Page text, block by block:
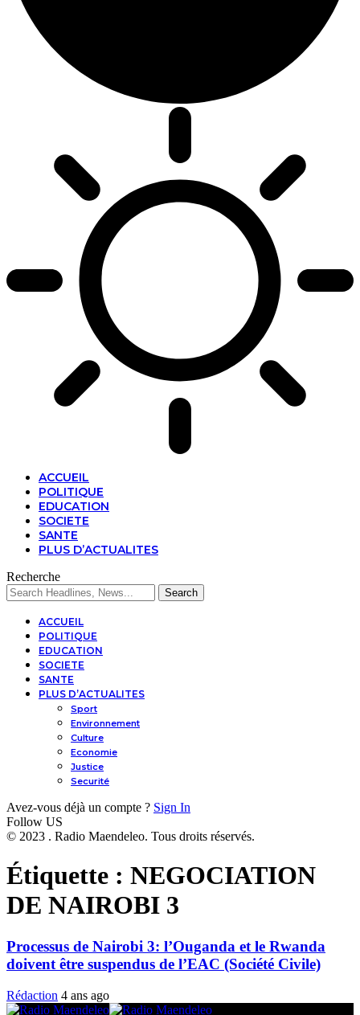
ACCUEIL
POLITIQUE
EDUCATION
SOCIETE
SANTE
PLUS D’ACTUALITES
Recherche
ACCUEIL
POLITIQUE
EDUCATION
SOCIETE
SANTE
PLUS D’ACTUALITES
Sport
Environnement
Culture
Economie
Justice
Securité
Avez-vous déjà un compte ? Sign In
Follow US
© 2023 . Radio Maendeleo. Tous droits réservés.
Étiquette : NEGOCIATION
DE NAIROBI 3
Processus de Nairobi 3: l’Ouganda et le Rwanda
doivent être suspendus de l’EAC (Société Civile)
Rédaction 4 ans ago